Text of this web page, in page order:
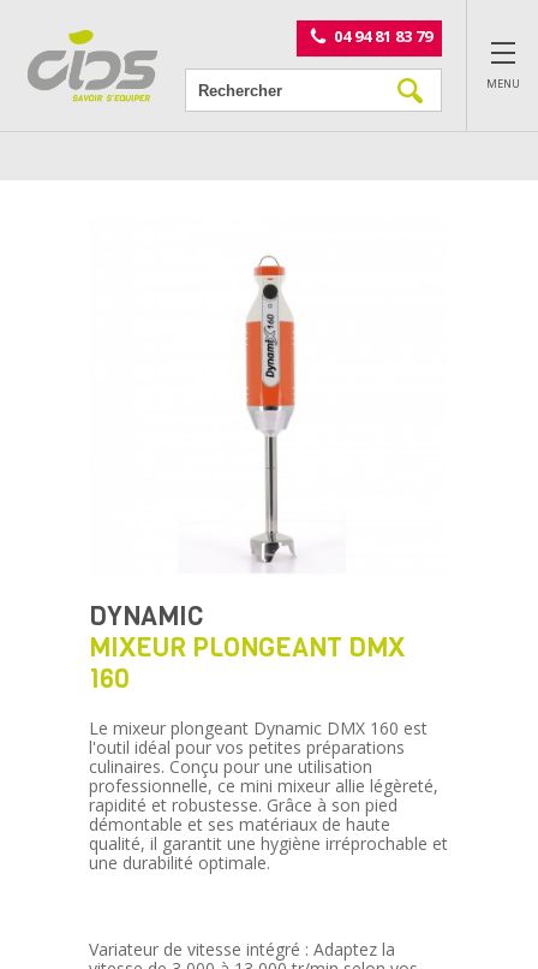
04 94 81 83 79
MENU
DYNAMIC
MIXEUR PLONGEANT DMX
160
Le mixeur plongeant Dynamic DMX 160 est
l'outil idéal pour vos petites préparations
culinaires. Conçu pour une utilisation
professionnelle, ce mini mixeur allie légèreté,
rapidité et robustesse. Grâce à son pied
démontable et ses matériaux de haute
qualité, il garantit une hygiène irréprochable et
une durabilité optimale.
Variateur de vitesse intégré : Adaptez la